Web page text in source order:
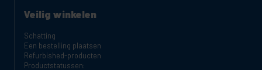
Veilig winkelen
Schatting
Een bestelling plaatsen
Refurbished-producten
Productstatussen: